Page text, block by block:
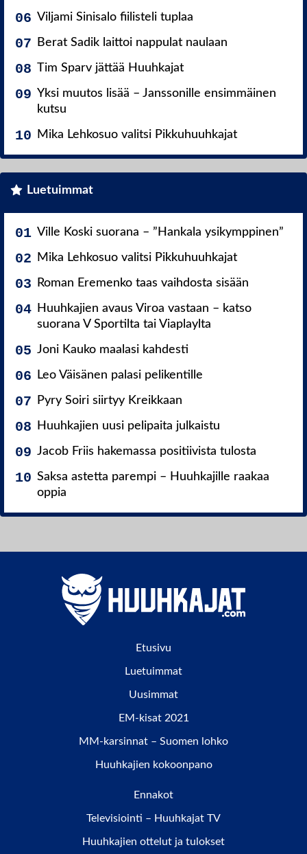
Viljami Sinisalo fiilisteli tuplaa
Berat Sadik laittoi nappulat naulaan
Tim Sparv jättää Huuhkajat
Yksi muutos lisää – Janssonille ensimmäinen
kutsu
Mika Lehkosuo valitsi Pikkuhuuhkajat
Luetuimmat
Ville Koski suorana – ”Hankala ysikymppinen”
Mika Lehkosuo valitsi Pikkuhuuhkajat
Roman Eremenko taas vaihdosta sisään
Huuhkajien avaus Viroa vastaan – katso
suorana V Sportilta tai Viaplaylta
Joni Kauko maalasi kahdesti
Leo Väisänen palasi pelikentille
Pyry Soiri siirtyy Kreikkaan
Huuhkajien uusi pelipaita julkaistu
Jacob Friis hakemassa positiivista tulosta
Saksa astetta parempi – Huuhkajille raakaa
oppia
Etusivu
Luetuimmat
Uusimmat
EM-kisat 2021
MM-karsinnat – Suomen lohko
Huuhkajien kokoonpano
Ennakot
Televisiointi – Huuhkajat TV
Huuhkajien ottelut ja tulokset